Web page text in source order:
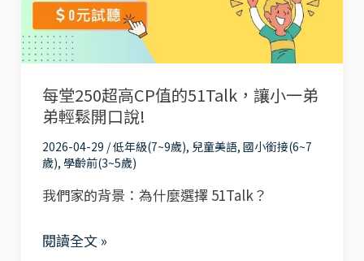
界？
｜
含
51Talk
英
文
外
師
程
每堂250超高CP值的51Talk，讓小一弟
弟輕鬆開口說!
2026-04-29 /低年級(7~9歲), 兒童美語, 國小銜接(6~7
歲), 學齡前(3~5歲)
我們家的背景：為什麼選擇 51Talk？
CP
值
51Talk，
讓
小
一
弟
輕
閱讀全文 »